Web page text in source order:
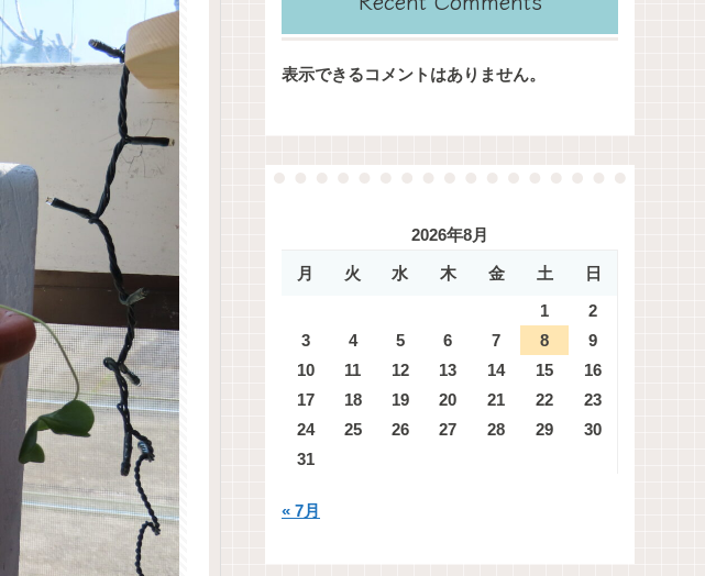
表示できるコメントはありません。
2026年8月
月 火 水 木 金 土
日
1
2
3
4 5 6 7 8
9
10
11 12 13 14 15
16
17
18 19 20 21 22
23
24
25 26 27 28 29
30
31
« 7月